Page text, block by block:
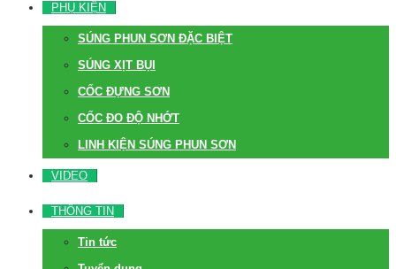
PHỤ KIỆN
SÚNG PHUN SƠN ĐẶC BIỆT
SÚNG XỊT BỤI
CỐC ĐỰNG SƠN
CỐC ĐO ĐỘ NHỚT
LINH KIỆN SÚNG PHUN SƠN
VIDEO
THÔNG TIN
Tin tức